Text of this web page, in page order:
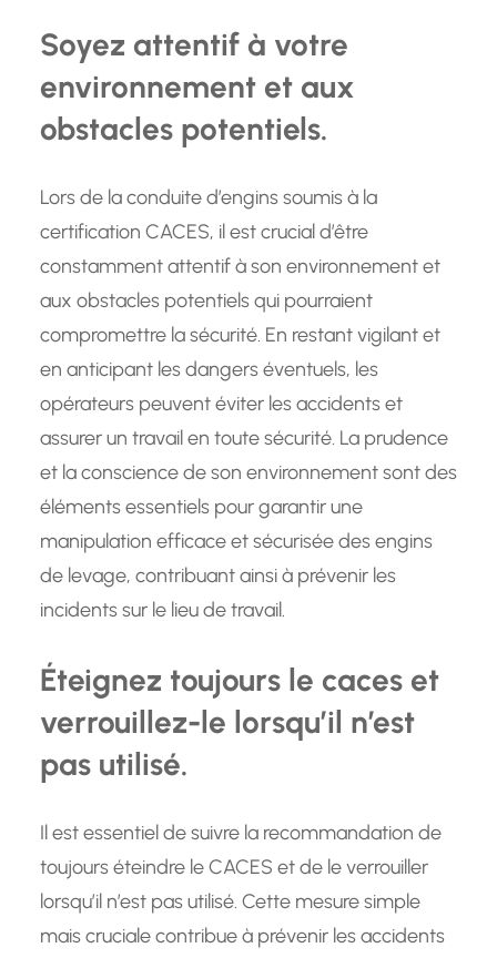
Soyez attentif à votre
environnement et aux
obstacles potentiels.
Lors de la conduite d’engins soumis à la
certification CACES, il est crucial d’être
constamment attentif à son environnement et
aux obstacles potentiels qui pourraient
compromettre la sécurité. En restant vigilant et
en anticipant les dangers éventuels, les
opérateurs peuvent éviter les accidents et
assurer un travail en toute sécurité. La prudence
et la conscience de son environnement sont des
éléments essentiels pour garantir une
manipulation efficace et sécurisée des engins
de levage, contribuant ainsi à prévenir les
incidents sur le lieu de travail.
Éteignez toujours le caces et
verrouillez-le lorsqu’il n’est
pas utilisé.
Il est essentiel de suivre la recommandation de
toujours éteindre le CACES et de le verrouiller
lorsqu’il n’est pas utilisé. Cette mesure simple
mais cruciale contribue à prévenir les accidents